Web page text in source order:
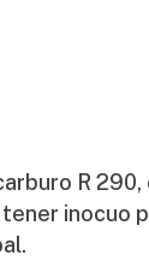
R 290,
inocuo